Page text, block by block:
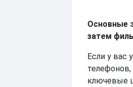
Основные
затем
Если у вас
ключевые